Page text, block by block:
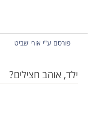
פורסם ע"י אורי שביט
ילד, אוהב חצילים?